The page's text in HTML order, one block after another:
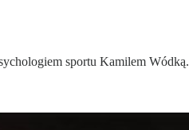
sportu Kamilem Wódką.